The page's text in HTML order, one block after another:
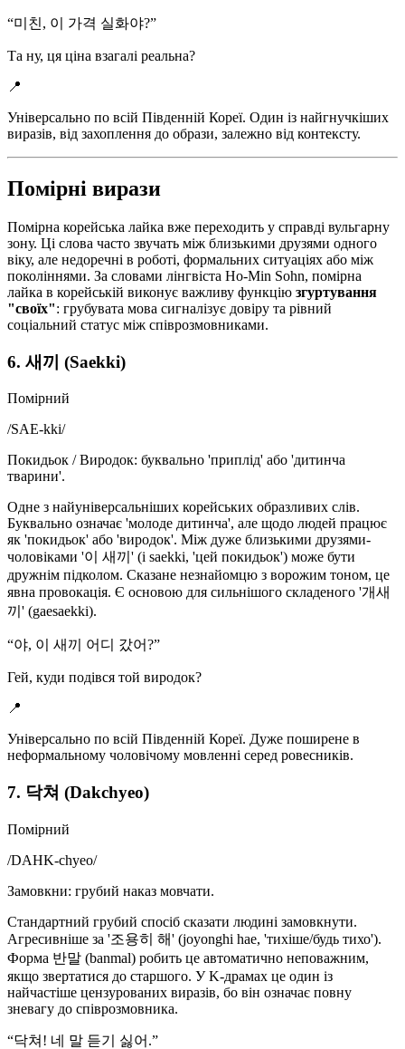
“미친, 이 가격 실화야?”
Та ну, ця ціна взагалі реальна?
📍
Універсально по всій Південній Кореї. Один із найгнучкіших
виразів, від захоплення до образи, залежно від контексту.
Помірні вирази
Помірна корейська лайка вже переходить у справді вульгарну
зону. Ці слова часто звучать між близькими друзями одного
віку, але недоречні в роботі, формальних ситуаціях або між
поколіннями. За словами лінгвіста Ho-Min Sohn, помірна
лайка в корейській виконує важливу функцію згуртування
"своїх": грубувата мова сигналізує довіру та рівний
соціальний статус між співрозмовниками.
6. 새끼 (Saekki)
Помірний
/SAE-kki/
Покидьок / Виродок: буквально 'приплід' або 'дитинча
тварини'.
Одне з найуніверсальніших корейських образливих слів.
Буквально означає 'молоде дитинча', але щодо людей працює
як 'покидьок' або 'виродок'. Між дуже близькими друзями-
чоловіками '이 새끼' (i saekki, 'цей покидьок') може бути
дружнім підколом. Сказане незнайомцю з ворожим тоном, це
явна провокація. Є основою для сильнішого складеного '개새
끼' (gaesaekki).
“야, 이 새끼 어디 갔어?”
Гей, куди подівся той виродок?
📍
Універсально по всій Південній Кореї. Дуже поширене в
неформальному чоловічому мовленні серед ровесників.
7. 닥쳐 (Dakchyeo)
Помірний
/DAHK-chyeo/
Замовкни: грубий наказ мовчати.
Стандартний грубий спосіб сказати людині замовкнути.
Агресивніше за '조용히 해' (joyonghi hae, 'тихіше/будь тихо').
Форма 반말 (banmal) робить це автоматично неповажним,
якщо звертатися до старшого. У K-драмах це один із
найчастіше цензурованих виразів, бо він означає повну
зневагу до співрозмовника.
“닥쳐! 네 말 듣기 싫어.”